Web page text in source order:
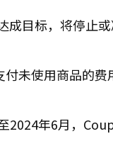
目标，将停止或
未使用商品的费
2024年6月，